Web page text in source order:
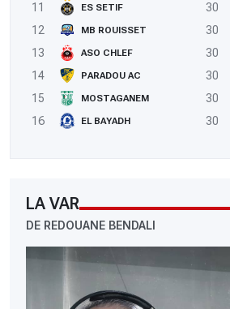
11
ES SETIF 30
12
MB ROUISSET 30
13
ASO CHLEF 30
14
PARADOU AC 30
15
MOSTAGANEM 30
16
EL BAYADH 30
LA VAR
DE REDOUANE BENDALI